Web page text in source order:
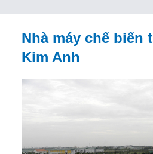
Nhà máy chế biến
Kim Anh